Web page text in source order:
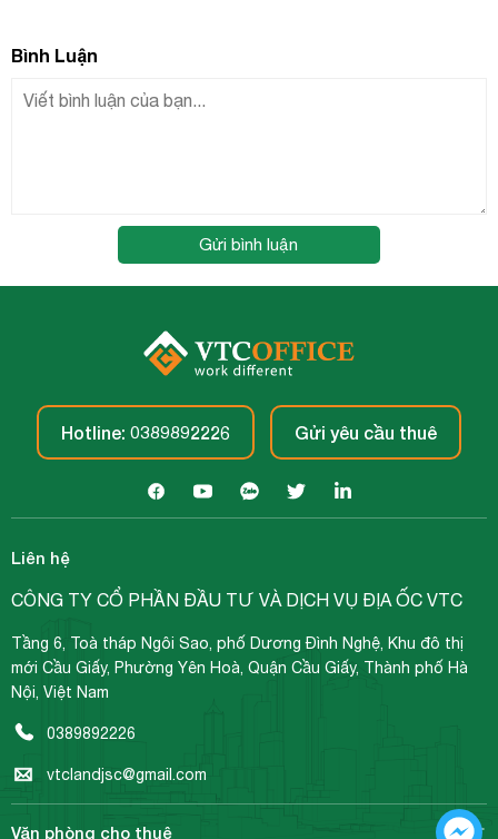
Bình Luận
Gửi bình luận
Hotline: 0389892226 Gửi yêu cầu thuê
Liên hệ
CÔNG TY CỔ PHẦN ĐẦU TƯ VÀ DỊCH VỤ ĐỊA ỐC VTC
Tầng 6, Toà tháp Ngôi Sao, phố Dương Đình Nghệ, Khu đô thị
mới Cầu Giấy, Phường Yên Hoà, Quận Cầu Giấy, Thành phố Hà
Nội, Việt Nam
0389892226
vtclandjsc@gmail.com
Văn phòng cho thuê